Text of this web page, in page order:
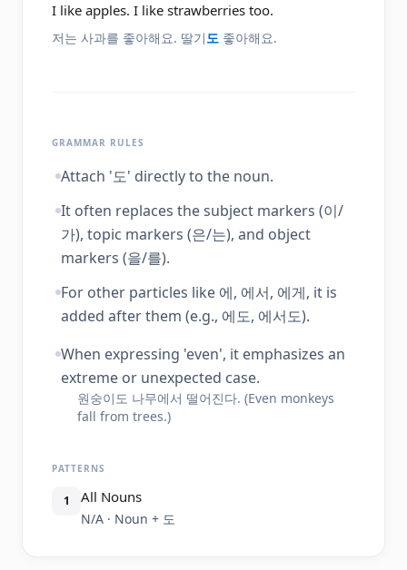
I like apples. I like strawberries too.
저는 사과를 좋아해요. 딸기도 좋아해요.
GRAMMAR RULES
Attach '도' directly to the noun.
It often replaces the subject markers (이/
가), topic markers (은/는), and object
markers (을/를).
For other particles like 에, 에서, 에게, it is
added after them (e.g., 에도, 에서도).
When expressing 'even', it emphasizes an
extreme or unexpected case.
원숭이도 나무에서 떨어진다. (Even monkeys
fall from trees.)
PATTERNS
1 All Nouns
N/A · Noun + 도